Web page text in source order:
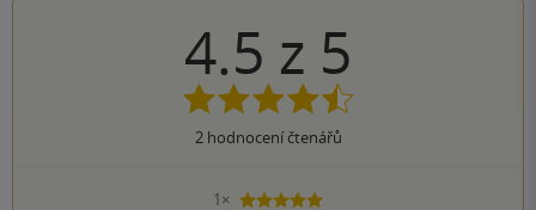
4.5 z 5
2hodnocení čtenářů
1× 5 hvězdiček